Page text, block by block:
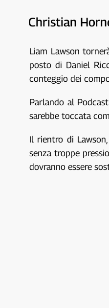
Christian
Liam Lawson
posto di Daniel
conteggio dei
Parlando al
sarebbe toccata
Il rientro di
senza troppe
dovranno essere